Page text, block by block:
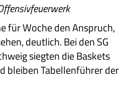
für Woche den Anspruch,
deutlich. Bei den SG
siegten die Baskets
bleiben Tabellenführer der